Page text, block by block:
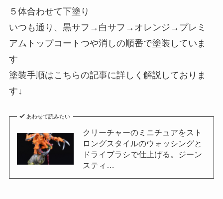
５体合わせて下塗り
いつも通り、黒サフ→白サフ→オレンジ→プレミ
アムトップコートつや消しの順番で塗装していま
す
塗装手順はこちらの記事に詳しく解説しておりま
す↓
あわせて読みたい
クリーチャーのミニチュアをスト
ロングスタイルのウォッシングと
ドライブラシで仕上げる。ジーン
スティ…